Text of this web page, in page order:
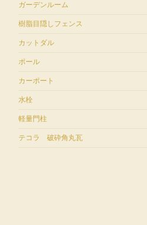
ガーデンルーム
樹脂目隠しフェンス
カットダル
ポール
カーポート
水栓
軽量門柱
テコラ 破砕角丸瓦